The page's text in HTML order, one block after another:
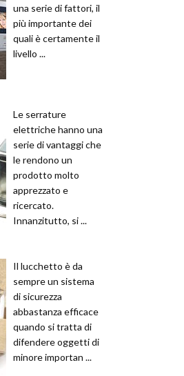
una serie di fattori, il
più importante dei
quali è certamente il
livello ...
Le serrature
elettriche hanno una
serie di vantaggi che
le rendono un
prodotto molto
apprezzato e
ricercato.
Innanzitutto, si ...
Il lucchetto è da
sempre un sistema
di sicurezza
abbastanza efficace
quando si tratta di
difendere oggetti di
minore importan ...